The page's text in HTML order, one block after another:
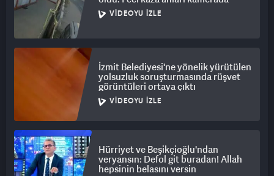
VIDEOYU İZLE
İzmit Belediyesi'ne yönelik yürütülen
yolsuzluk soruşturmasında rüşvet
görüntüleri ortaya çıktı
VIDEOYU İZLE
Hürriyet ve Beşikçioğlu'ndan
veryansın: Defol git buradan! Allah
hepsinin belasını versin